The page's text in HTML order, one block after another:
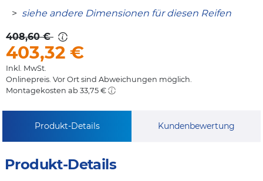
> siehe andere Dimensionen für diesen Reifen
408,60 €
403,32 €
Inkl. MwSt.
Onlinepreis. Vor Ort sind Abweichungen möglich.
Montagekosten ab 33,75 €
Produkt-Details Kundenbewertung
Produkt-Details